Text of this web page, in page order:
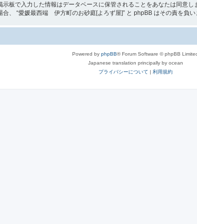
板で入力した情報はデータベースに保管されることをあなたは同意
、 “愛媛最西端 伊方町のお砂庭[よろず屋]” と phpBB はその責を負い
Powered by phpBB® Forum Software © phpBB
Japanese translation principally by ocean
プライバシーについて | 利用規約